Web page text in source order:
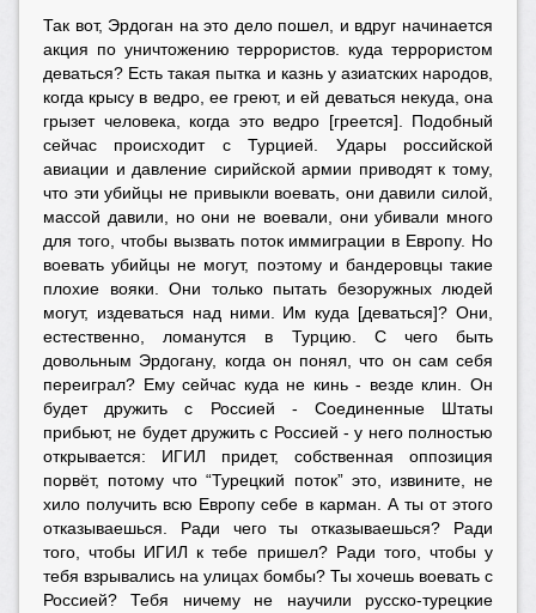
Так вот, Эрдоган на это дело пошел, и вдруг начинается
акция по уничтожению террористов. куда террористом
деваться? Есть такая пытка и казнь у азиатских народов,
когда крысу в ведро, ее греют, и ей деваться некуда, она
грызет человека, когда это ведро [греется]. Подобный
сейчас происходит с Турцией. Удары российской
авиации и давление сирийской армии приводят к тому,
что эти убийцы не привыкли воевать, они давили силой,
массой давили, но они не воевали, они убивали много
для того, чтобы вызвать поток иммиграции в Европу. Но
воевать убийцы не могут, поэтому и бандеровцы такие
плохие вояки. Они только пытать безоружных людей
могут, издеваться над ними. Им куда [деваться]? Они,
естественно, ломанутся в Турцию. С чего быть
довольным Эрдогану, когда он понял, что он сам себя
переиграл? Ему сейчас куда не кинь - везде клин. Он
будет дружить с Россией - Соединенные Штаты
прибьют, не будет дружить с Россией - у него полностью
открывается: ИГИЛ придет, собственная оппозиция
порвёт, потому что “Турецкий поток” это, извините, не
хило получить всю Европу себе в карман. А ты от этого
отказываешься. Ради чего ты отказываешься? Ради
того, чтобы ИГИЛ к тебе пришел? Ради того, чтобы у
тебя взрывались на улицах бомбы? Ты хочешь воевать с
Россией? Тебя ничему не научили русско-турецкие